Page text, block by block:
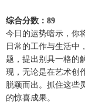
综合分数：89
今日的运势暗示，你
日常的工作与生活中
题，提出别具一格的
现，无论是在艺术创
脱颖而出。抓住这些
的惊喜成果。